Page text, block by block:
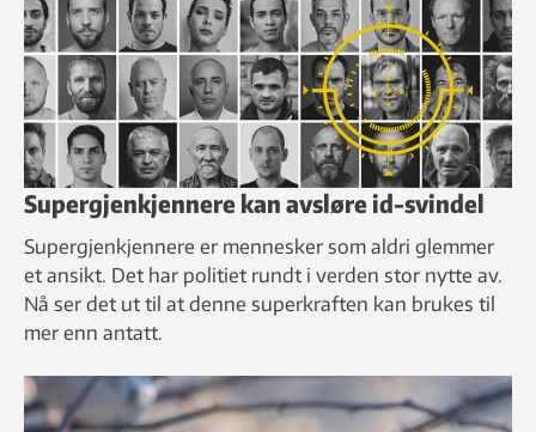
Supergjenkjennere kan avsløre id-svindel
Supergjenkjennere er mennesker som aldri glemmer
et ansikt. Det har politiet rundt i verden stor nytte av.
Nå ser det ut til at denne superkraften kan brukes til
mer enn antatt.